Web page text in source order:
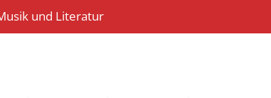
und Literatur